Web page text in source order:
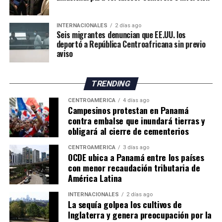
climáticas. Sin embargo, considera que los productores
deberán adaptar sus métodos de trabajo y buscar nuevas
oportunidades para mantener la actividad frente al
cambio climático.
El impacto de la sequía pone de manifiesto los desafíos
que enfrenta la agricultura británica, tanto por la
reducción de los rendimientos como por los posibles
efectos sobre los precios y el suministro de productos
agrícolas en los próximos meses.
INTERNACIONALES 2 días ago
Seis migrantes denuncian que EE.UU. los
deportó a República Centroafricana sin previo
aviso
TRENDING
CENTROAMÉRICA 4 días ago
Campesinos protestan en Panamá
contra embalse que inundará tierras y
obligará al cierre de cementerios
CENTROAMÉRICA 3 días ago
OCDE ubica a Panamá entre los países
con menor recaudación tributaria de
América Latina
INTERNACIONALES 2 días ago
La sequía golpea los cultivos de
Inglaterra y genera preocupación por la